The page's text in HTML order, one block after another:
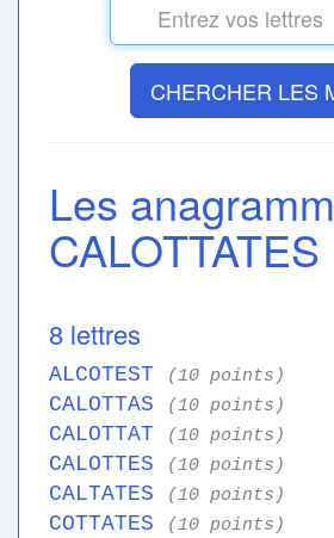
CHERCHER LES
Les
CALOTTATES
8 lettres
ALCOTEST (10 points)
CALOTTAS (10 points)
CALOTTAT (10 points)
CALOTTES (10 points)
CALTATES (10 points)
COTTATES (10 points)